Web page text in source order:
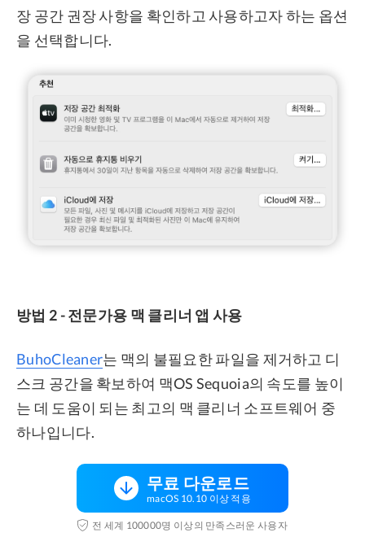
장 공간 권장 사항을 확인하고 사용하고자 하는 옵션
을 선택합니다.
방법 2 - 전문가용 맥 클리너 앱 사용
BuhoCleaner는 맥의 불필요한 파일을 제거하고 디
스크 공간을 확보하여 맥OS Sequoia의 속도를 높이
는 데 도움이 되는 최고의 맥 클리너 소프트웨어 중
하나입니다.
무료 다운로드
macOS 10.10 이상 적용
전 세계 100000명 이상의 만족스러운 사용자